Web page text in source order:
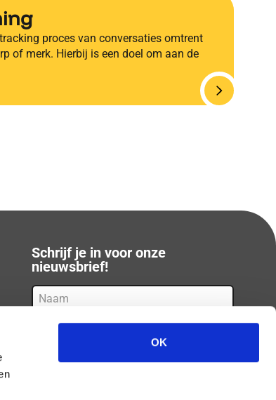
OK
proces van conversaties omtrent
of merk. Hierbij is een doel om aan de
Schrijf je in voor onze
nieuwsbrief!
Naam